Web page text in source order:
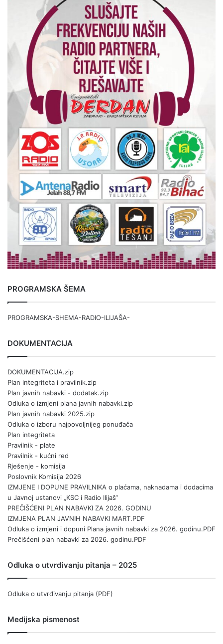
PROGRAMSKA ŠEMA
PROGRAMSKA-SHEMA-RADIO-ILIJAŠA-
DOKUMENTACIJA
DOKUMENTACIJA.zip
Plan integriteta i pravilnik.zip
Plan javnih nabavki - dodatak.zip
Odluka o izmjeni plana javnih nabavki.zip
Plan javnih nabavki 2025.zip
Odluka o izboru najpovoljnijeg ponuđača
Plan integriteta
Pravilnik - plate
Pravilnik - kućni red
Rješenje - komisija
Poslovnik Komisija 2026
IZMJENE I DOPUNE PRAVILNIKA o plaćama, naknadama i dodacima
u Javnoj ustanovi „KSC i Radio Ilijaš“
PREČIŠĆENI PLAN NABAVKI ZA 2026. GODINU
IZMJENA PLAN JAVNIH NABAVKI MART.PDF
Odluka o izmjeni i dopuni Plana javnih nabavki za 2026. godinu.PDF
Prečišćeni plan nabavki za 2026. godinu.PDF
Odluka o utvrđivanju pitanja – 2025
Odluka o utvrđivanju pitanja (PDF)
Medijska pismenost